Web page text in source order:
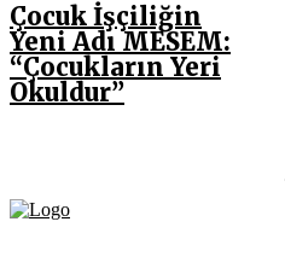
Çocuk İşçiliğin
Yeni Adı MESEM:
“Çocukların Yeri
Okuldur”